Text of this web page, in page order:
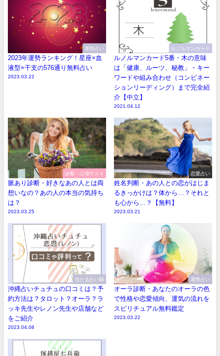
運勢占い
2023年運勢ランキング！星座×血
液型×干支の576通り無料占い
2023.03.22
ルノルマンカード
ルノルマンカード5番・木の意味
は「健康、ルーツ、秘教」・キー
ワードや組み合わせ（コンビネー
ションリーディング）まで完全紹
介【中立】
2021.04.12
診断・心理テスト
脈あり診断・好きなあの人とは両
想いなの？あの人の本当の気持ち
は？
2023.03.25
恋愛占い
姓名判断・あの人との恋がはじま
るきっかけは？体から…？それと
も心から…？【無料】
2023.03.21
当たる占い師
沖縄占いチュチュの口コミは？予
約方法は？タロット？オーラ？ラ
ッキ先生やレノン先生や店舗など
をご紹介
2023.04.08
運勢占い
オーラ診断・あなたのオーラの色
で性格や恋愛傾向、運気の流れを
スピリチュアル無料鑑定
2023.03.22